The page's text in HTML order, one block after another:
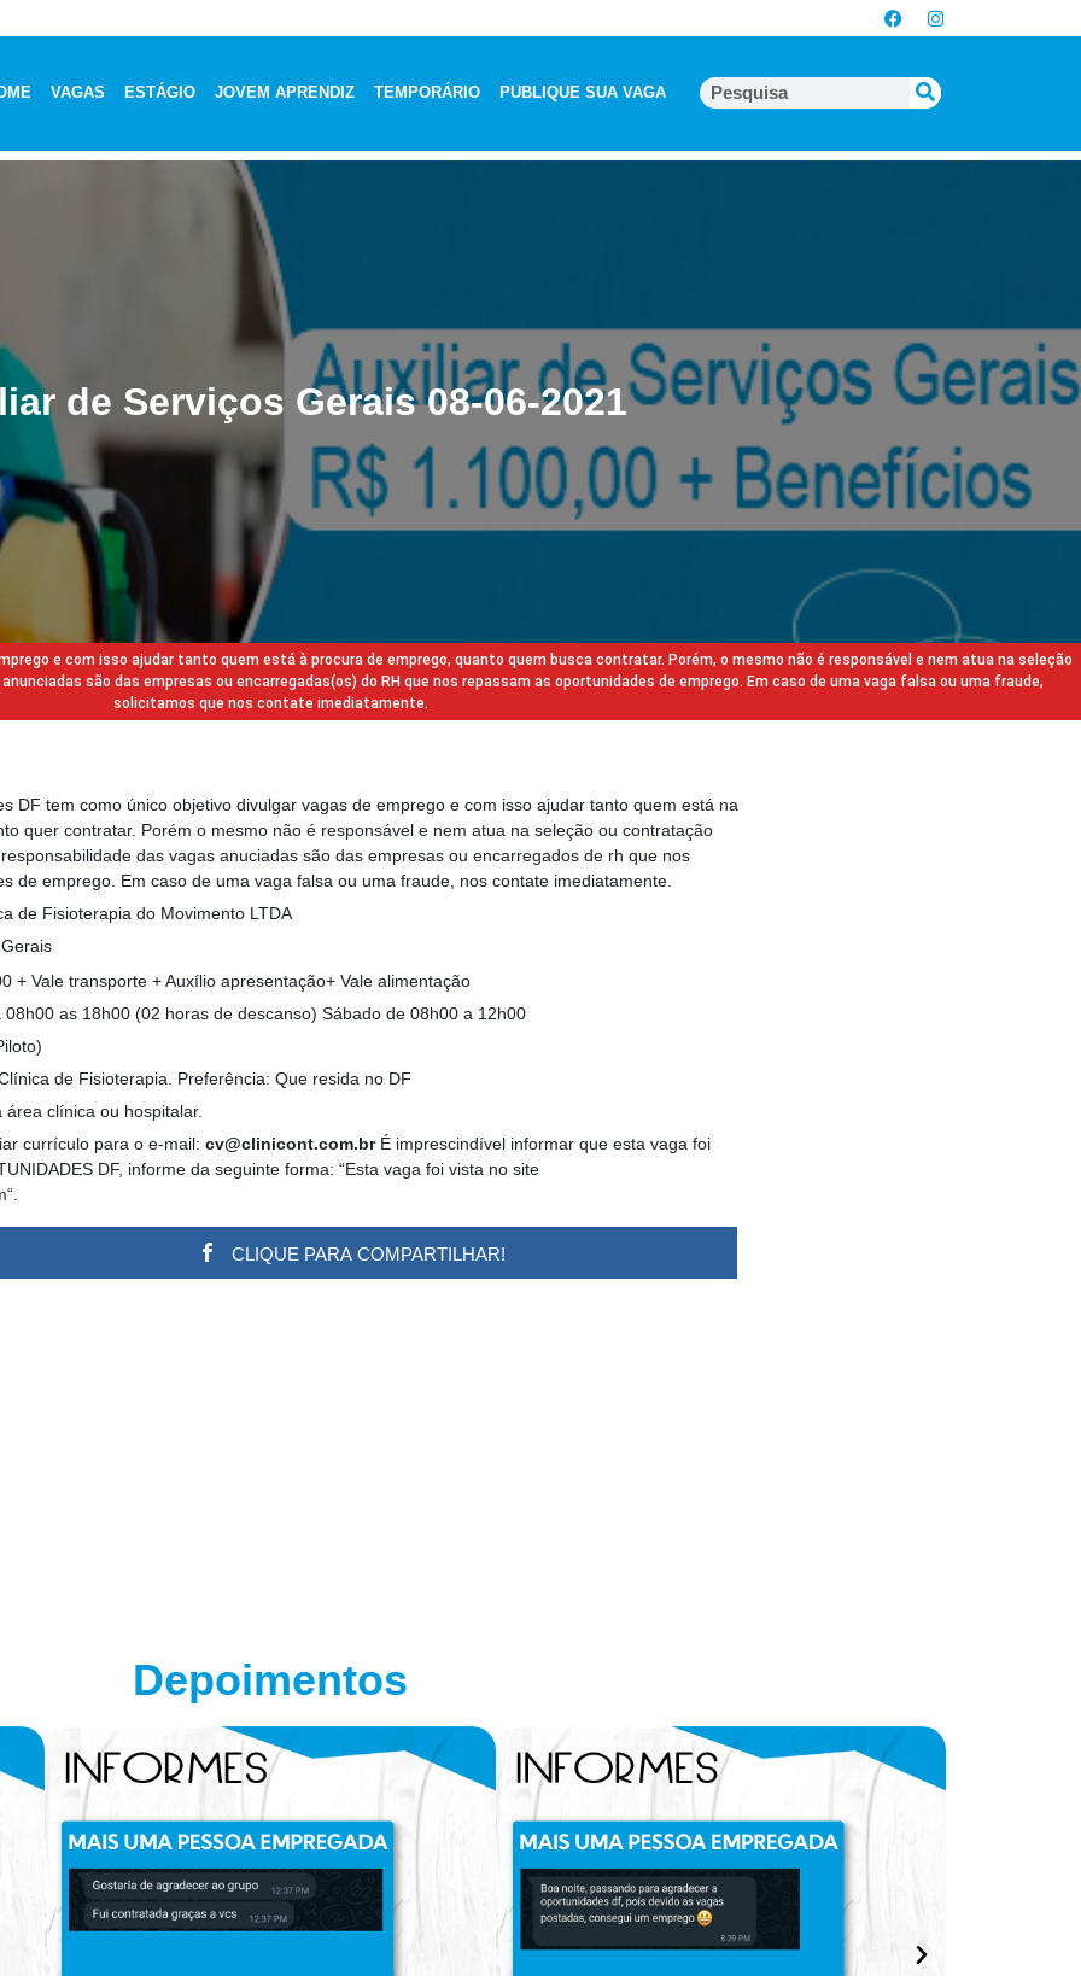
VAGAS ESTÁGIO JOVEM APRENDIZ TEMPORÁRIO PUBLIQUE SUA VAGA
de Serviços Gerais 08-06-2021
e com isso ajudar tanto quem está à procura de emprego, quanto quem busca contratar. Porém, o mesmo não é responsável e nem atua na seleção
são das empresas ou encarregadas(os) do RH que nos repassam as oportunidades de emprego. Em caso de uma vaga falsa ou uma fraude,
solicitamos que nos contate imediatamente.
DF tem como único objetivo divulgar vagas de emprego e com isso ajudar tanto quem está na
quer contratar. Porém o mesmo não é responsável e nem atua na seleção ou contratação
das vagas anuciadas são das empresas ou encarregados de rh que nos
de emprego. Em caso de uma vaga falsa ou uma fraude, nos contate imediatamente.
de Fisioterapia do Movimento LTDA
+ Vale transporte + Auxílio apresentação+ Vale alimentação
as 18h00 (02 horas de descanso) Sábado de 08h00 a 12h00
de Fisioterapia. Preferência: Que resida no DF
clínica ou hospitalar.
currículo para o e-mail: cv@clinicont.com.brÉ imprescindível informar que esta vaga foi
DF, informe da seguinte forma: “Esta vaga foi vista no site
CLIQUE PARA COMPARTILHAR!
Depoimentos